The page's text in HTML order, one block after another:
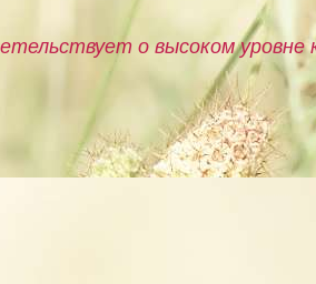
о высоком уровне